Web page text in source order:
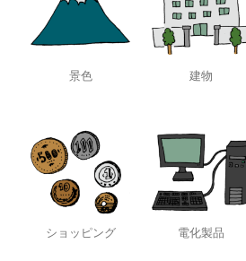
景色 建物
ショッピング 電化製品